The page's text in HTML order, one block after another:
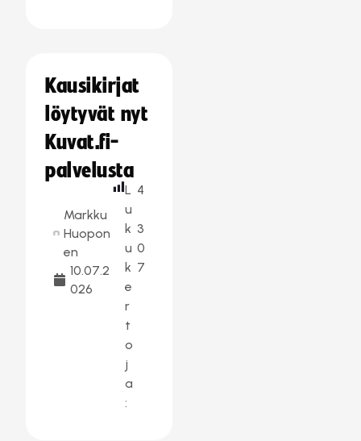
Kausikirjat
löytyvät nyt
Kuvat.fi-
palvelusta
Markku
Huopon
en
10.07.2
026
L
u
k
u
k
e
r
t
o
j
a
:
4
3
0
7